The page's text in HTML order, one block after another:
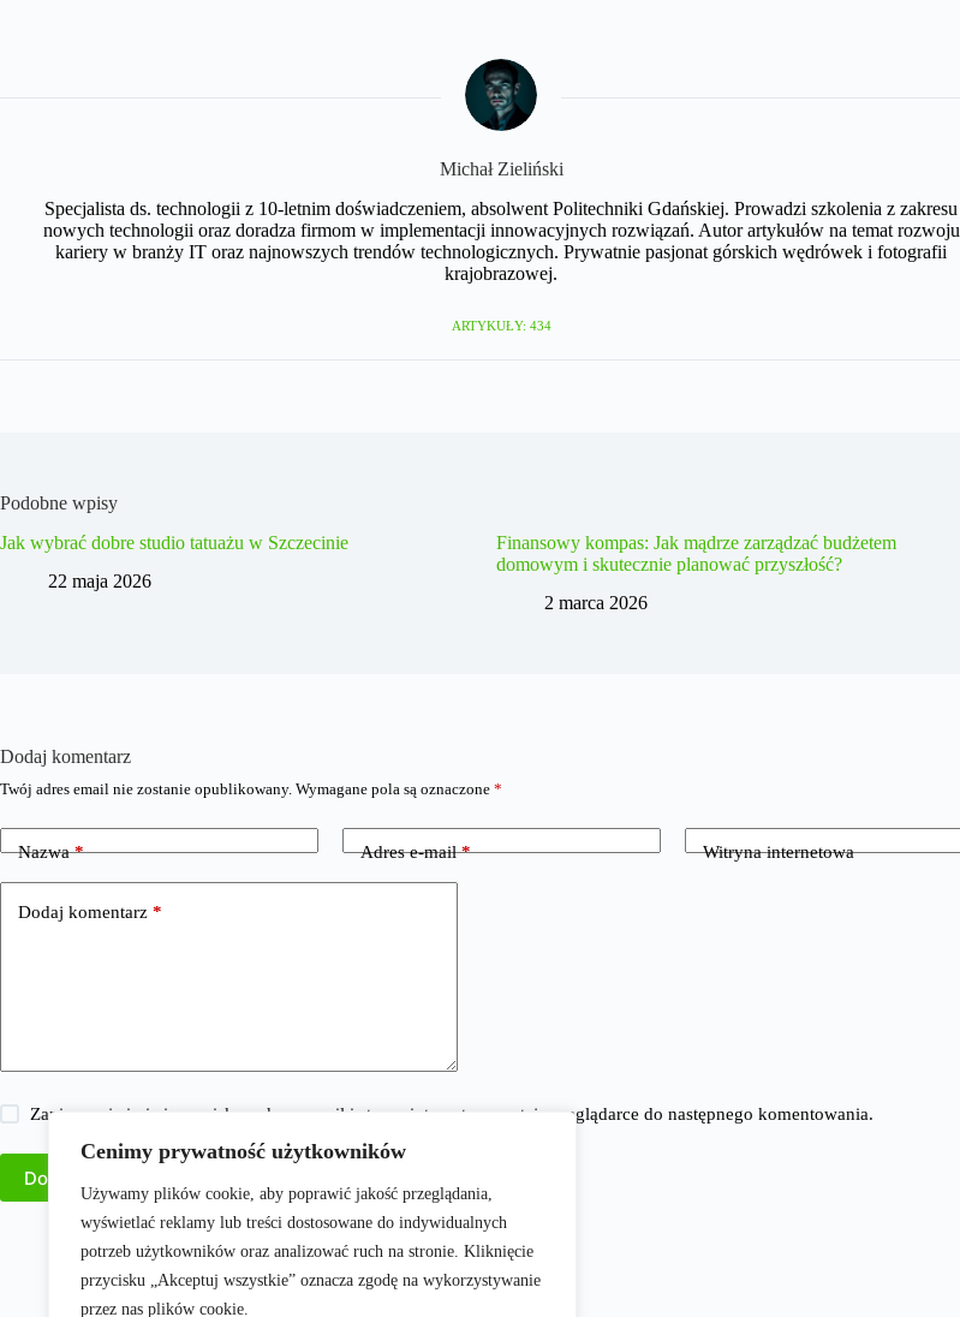
Cenimy prywatność użytkowników
Używamy plików cookie, aby poprawić jakość przeglądania,
wyświetlać reklamy lub treści dostosowane do indywidualnych
potrzeb użytkowników oraz analizować ruch na stronie. Kliknięcie
przycisku „Akceptuj wszystkie” oznacza zgodę na wykorzystywanie
przez nas plików cookie.
Michał Zieliński
Specjalista ds. technologii z 10-letnim doświadczeniem, absolwent Politechniki Gdańskiej. Prowadzi szkolenia z zakresu
nowych technologii oraz doradza firmom w implementacji innowacyjnych rozwiązań. Autor artykułów na temat rozwoju
kariery w branży IT oraz najnowszych trendów technologicznych. Prywatnie pasjonat górskich wędrówek i fotografii
krajobrazowej.
ARTYKUŁY: 434
Podobne wpisy
Jak wybrać dobre studio tatuażu w Szczecinie
22 maja 2026
Finansowy kompas: Jak mądrze zarządzać budżetem
domowym i skutecznie planować przyszłość?
2 marca 2026
Dodaj komentarz
Twój adres email nie zostanie opublikowany. Wymagane pola są oznaczone *
Nazwa* Adres e-mail* Witryna internetowa
Dodaj komentarz *
Zapisz moje imię i nazwisko, adres e-mail i stronę internetową w tej przeglądarce do następnego komentowania.
Dodaj komentarz